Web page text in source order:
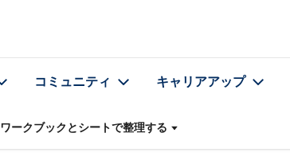
コミュニティ キャリアアップ
ワークブックとシートで整理する